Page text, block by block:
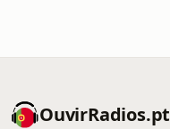
OuvirRadios.pt